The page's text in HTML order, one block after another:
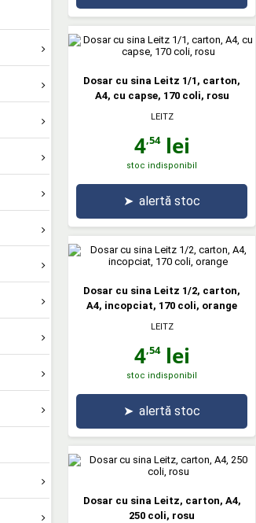
Dosar cu sina Leitz 1/1, carton,
A4, cu capse, 170 coli, rosu
LEITZ
4,54lei
stoc indisponibil
➤ alertă stoc
Dosar cu sina Leitz 1/2, carton,
A4, incopciat, 170 coli, orange
LEITZ
4,54lei
stoc indisponibil
➤ alertă stoc
Dosar cu sina Leitz, carton, A4,
250 coli, rosu